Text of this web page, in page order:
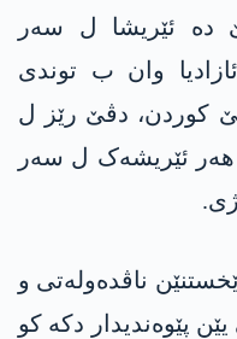
دە ئێریشا ل سەر
وان ب توندی
کوردن، دڤێ رێز ل
هەر ئێریشەک ل سەر
ژی.
ناڤدەولەتی و
پێوەندیدار دکە کو